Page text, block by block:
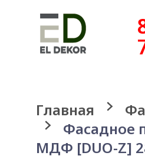
Главная
Фасадное
МДФ [DUO-Z]